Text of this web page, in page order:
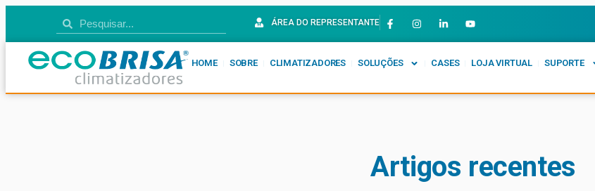
ÁREA DO REPRESENTANTE
HOME SOBRE CLIMATIZADORES SOLUÇÕES CASES LOJA VIRTUAL SUPORTE
Artigos recentes